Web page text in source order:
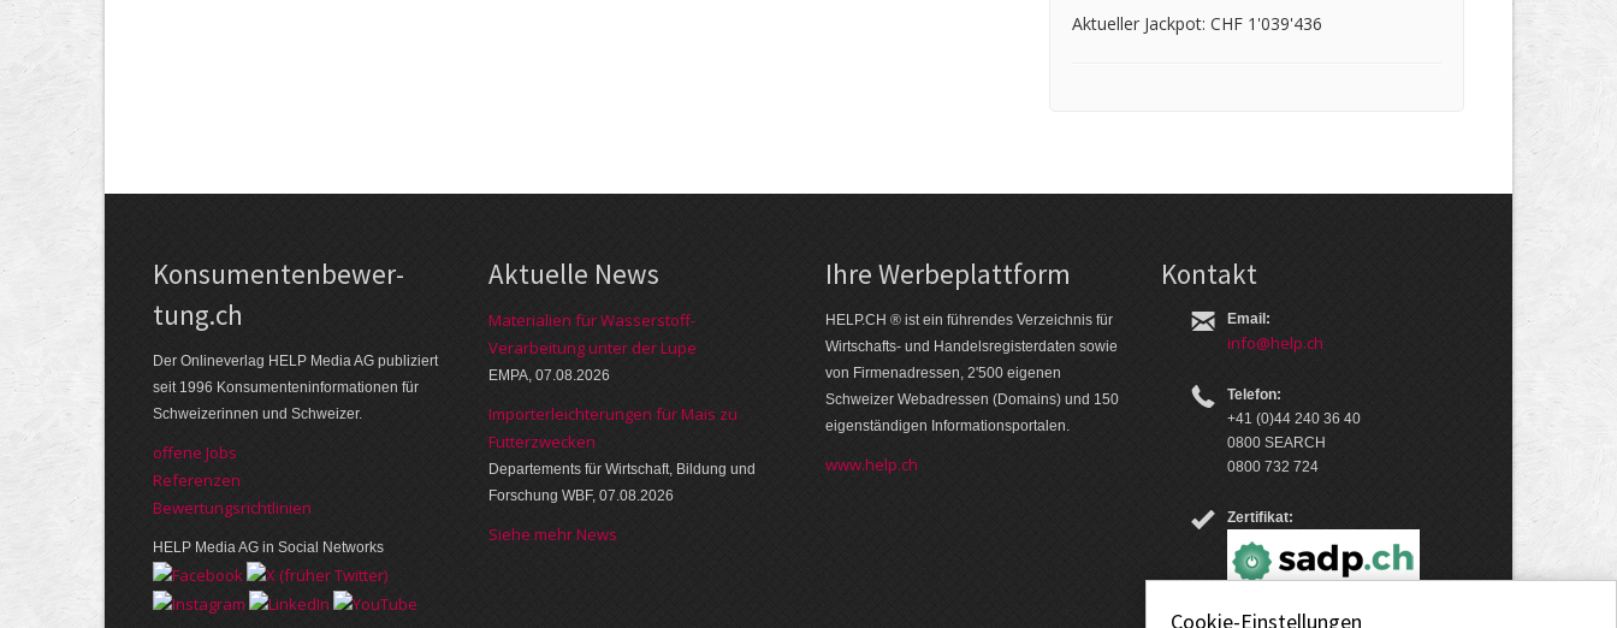
Aktueller Jackpot: CHF 1'039'436
Kon­su­menten­be­wer­
tung.ch
Der Online­verlag HELP Media AG publi­ziert
seit 1996 Kon­su­menten­infor­mationen für
Schwei­zerinnen und Schweizer.
offene Jobs
Referenzen
Bewer­tungs­richt­linien
HELP Media AG in Social Networks
Aktuelle News
Materialien für Wasserstoff-
Verarbeitung unter der Lupe
EMPA, 07.08.2026
Importerleichterungen für Mais zu
Futterzwecken
Departements für Wirtschaft, Bildung und
Forschung WBF, 07.08.2026
Siehe mehr News
Ihre Werbe­platt­form
HELP.CH ® ist ein führendes Ver­zeich­nis für
Wirt­schafts- und Handels­register­daten so­wie
von Firmen­adressen, 2'500 eige­nen
Schweizer Web­adressen (Domains) und 150
eigen­ständigen Infor­mations­por­talen.
www.help.ch
Kontakt
Email:
info@help.ch
Telefon:
+41 (0)44 240 36 40
0800 SEARCH
0800 732 724
Zertifikat:
Cookie-Einstellungen